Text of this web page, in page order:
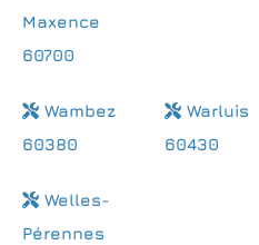
Maxence
60700
Wambez
60380
Warluis
60430
Welles-
Pérennes